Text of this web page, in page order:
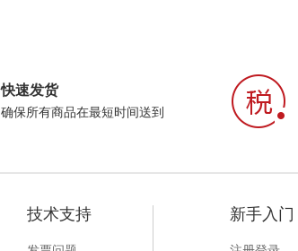
快速发货
确保所有商品在最短时间送到
技术支持 新手入门